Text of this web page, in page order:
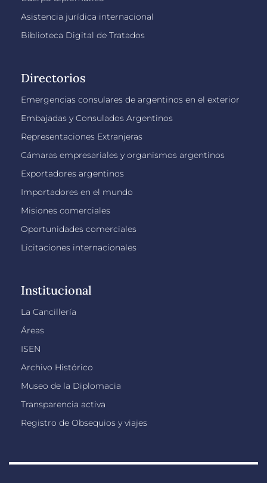
Asistencia jurídica internacional
Biblioteca Digital de Tratados
Directorios
Emergencias consulares de argentinos en el exterior
Embajadas y Consulados Argentinos
Representaciones Extranjeras
Cámaras empresariales y organismos argentinos
Exportadores argentinos
Importadores en el mundo
Misiones comerciales
Oportunidades comerciales
Licitaciones internacionales
Institucional
La Cancillería
Áreas
ISEN
Archivo Histórico
Museo de la Diplomacia
Transparencia activa
Registro de Obsequios y viajes